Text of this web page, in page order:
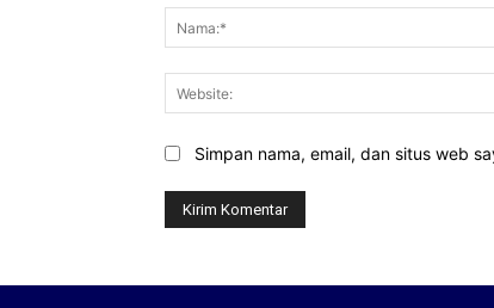
Simpan nama, email, dan situs web